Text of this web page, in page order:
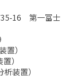
35-16 第一富士
置）
）
析装置）